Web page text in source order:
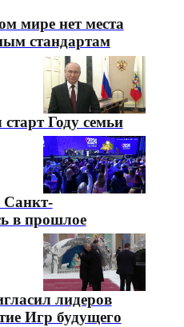
мире нет места
стандартам
Году семьи
в прошлое
лидеров
Игр будущего